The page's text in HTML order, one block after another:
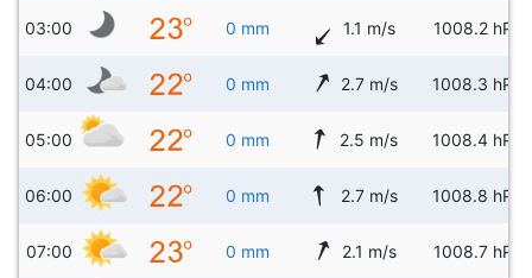
03:00 0 mm 1.1 m/s 1008.2 hPa
04:00 0 mm 2.7 m/s 1008.3 hPa
05:00 0 mm 2.5 m/s 1008.4 hPa
06:00 0 mm 2.7 m/s 1008.8 hPa
07:00 0 mm 2.1 m/s 1008.7 hPa